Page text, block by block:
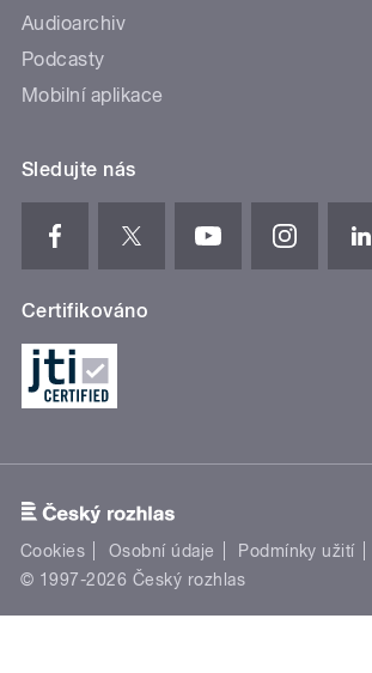
Audioarchiv
Podcasty
Mobilní aplikace
Sledujte nás
Certifikováno
Cookies Osobní údaje Podmínky užití
© 1997-2026 Český rozhlas